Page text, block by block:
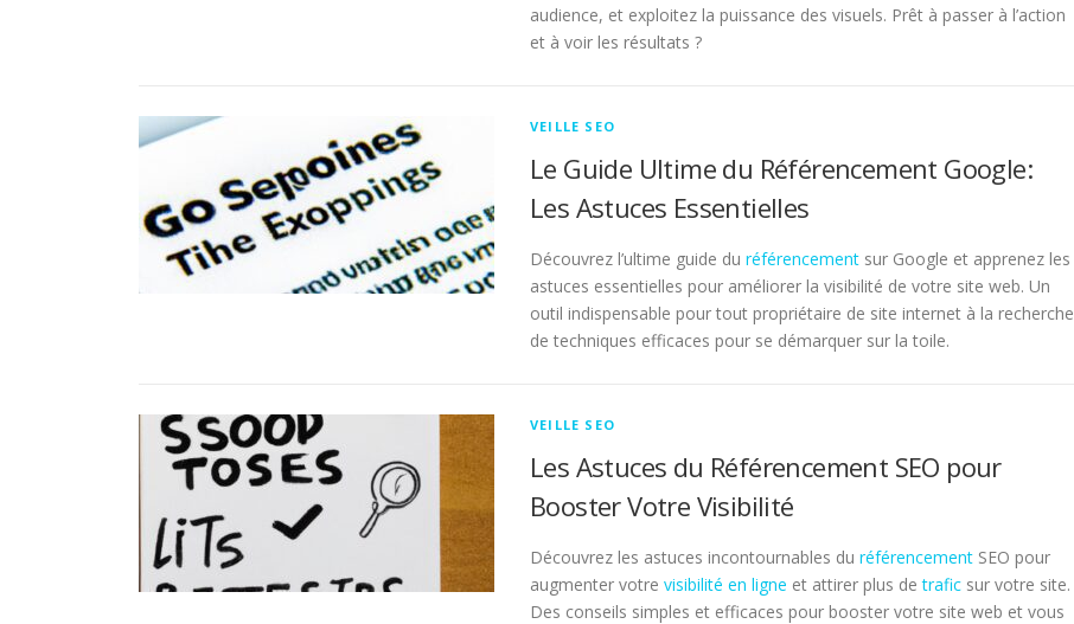
audience, et exploitez la puissance des visuels. Prêt à passer à l’action
et à voir les résultats ?
VEILLE SEO
Le Guide Ultime du Référencement Google:
Les Astuces Essentielles
Découvrez l’ultime guide du référencement sur Google et apprenez les
astuces essentielles pour améliorer la visibilité de votre site web. Un
outil indispensable pour tout propriétaire de site internet à la recherche
de techniques efficaces pour se démarquer sur la toile.
VEILLE SEO
Les Astuces du Référencement SEO pour
Booster Votre Visibilité
Découvrez les astuces incontournables du référencement SEO pour
augmenter votre visibilité en ligne et attirer plus detrafic sur votre site.
Des conseils simples et efficaces pour booster votre site web et vous